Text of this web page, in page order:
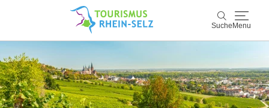
Suche Menu
Suche
Rhein-Selz
Entdecken & Erleben